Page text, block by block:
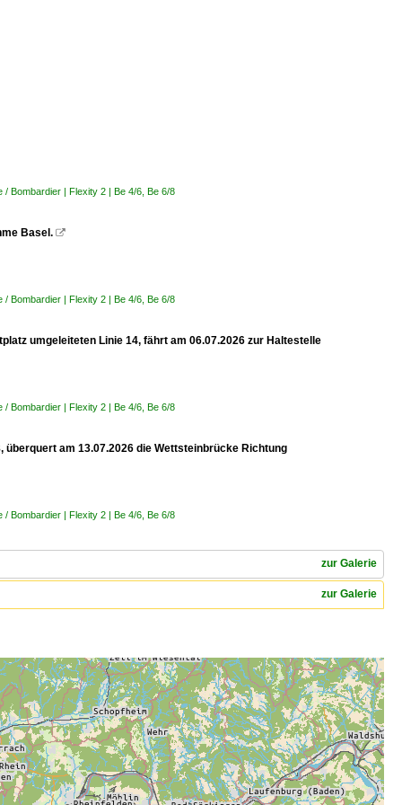
Bombardier | Flexity 2 | Be 4/6, Be 6/8
Basel. 
Bombardier | Flexity 2 | Be 4/6, Be 6/8
umgeleiteten Linie 14, fährt am 06.07.2026 zur Haltestelle
Bombardier | Flexity 2 | Be 4/6, Be 6/8
am 13.07.2026 die Wettsteinbrücke Richtung
Bombardier | Flexity 2 | Be 4/6, Be 6/8
zur Galerie
zur Galerie